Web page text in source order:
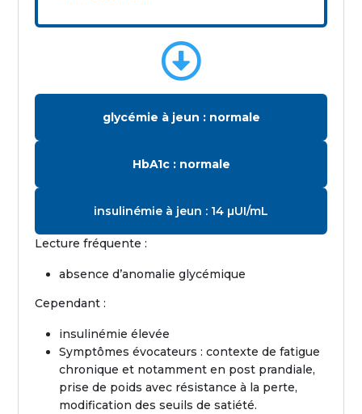

glycémie à jeun : normale
HbA1c : normale
insulinémie à jeun : 14 µUI/mL
Lecture fréquente :
absence d’anomalie glycémique
Cependant :
insulinémie élevée
Symptômes évocateurs : contexte de fatigue
chronique et notamment en post prandiale,
prise de poids avec résistance à la perte,
modification des seuils de satiété.